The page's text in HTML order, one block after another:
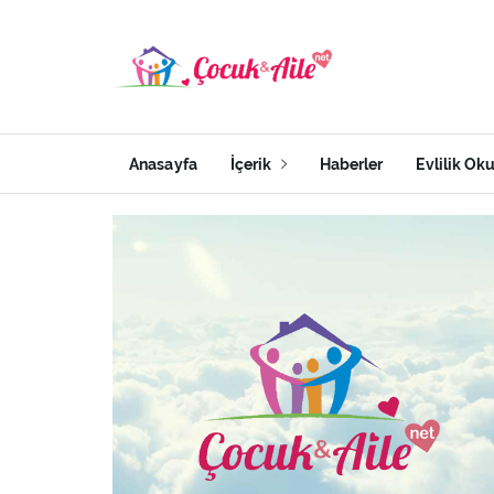
Anasayfa İçerik Haberler Evlilik